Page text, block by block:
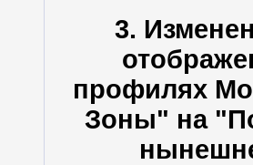
3.
профилях
Зоны" на